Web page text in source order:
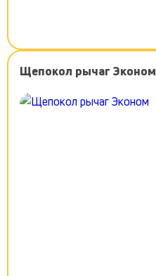
Щепокол рычаг Эконом